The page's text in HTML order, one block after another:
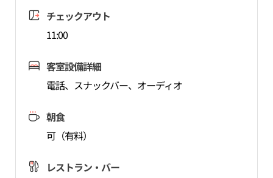
チェックアウト
11:00
客室設備詳細
電話、スナックバー、オーディオ
朝食
可（有料）
レストラン・バー